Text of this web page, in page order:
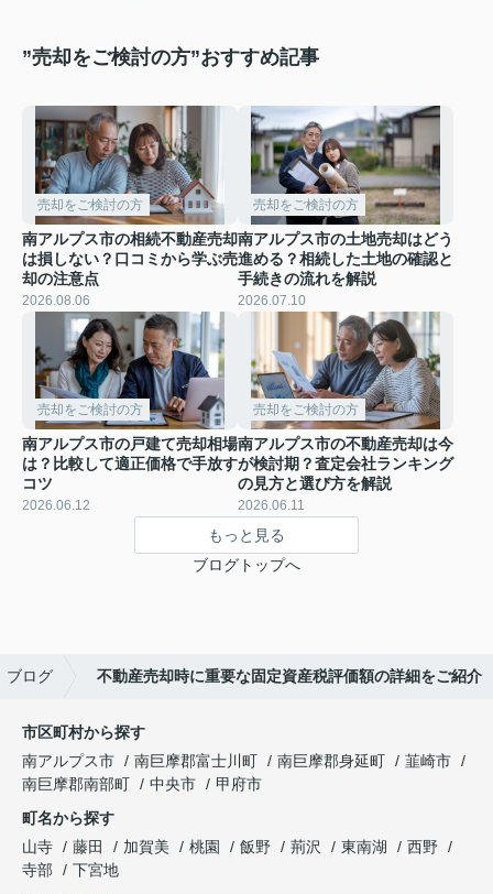
”売却をご検討の方”おすすめ記事
売却をご検討の方
南アルプス市の相続不動産売却
は損しない？口コミから学ぶ売
却の注意点
2026.08.06
売却をご検討の方
南アルプス市の土地売却はどう
進める？相続した土地の確認と
手続きの流れを解説
2026.07.10
売却をご検討の方
南アルプス市の戸建て売却相場
は？比較して適正価格で手放す
コツ
2026.06.12
売却をご検討の方
南アルプス市の不動産売却は今
が検討期？査定会社ランキング
の見方と選び方を解説
2026.06.11
もっと見る
ブログトップへ
ブログ 不動産売却時に重要な固定資産税評価額の詳細をご紹介
市区町村から探す
南アルプス市
南巨摩郡富士川町 南巨摩郡身延町
韮崎市
南巨摩郡南部町
中央市
甲府市
町名から探す
山寺
藤田 加賀美 桃園 飯野 荊沢 東南湖
西野
寺部
下宮地